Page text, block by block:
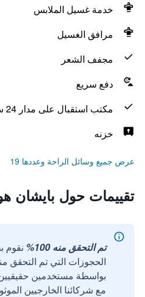
خدمة غسيل الملابس
مرافق الغسيل
مجفف الشعر
دفع سريع
مكتب استقبال على مدار 24 ساعة
خزنه
عرض جميع وسائل الراحة وعددها 19
تقييمات حول بايشان
تم التحقق منه 100%
نقوم
الحجوزات التي تم التحقق
مع شركائنا الخارجيين